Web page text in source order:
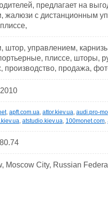
предлагает на
жалюзи с дистанционным
штор, управлением,
плиссе, шторы,
производство, продажа,
, apft.com.ua, attor.kiev.ua, audi.pro-
, atstudio.kiev.ua, 100monet.com,
Moscow City, Russian